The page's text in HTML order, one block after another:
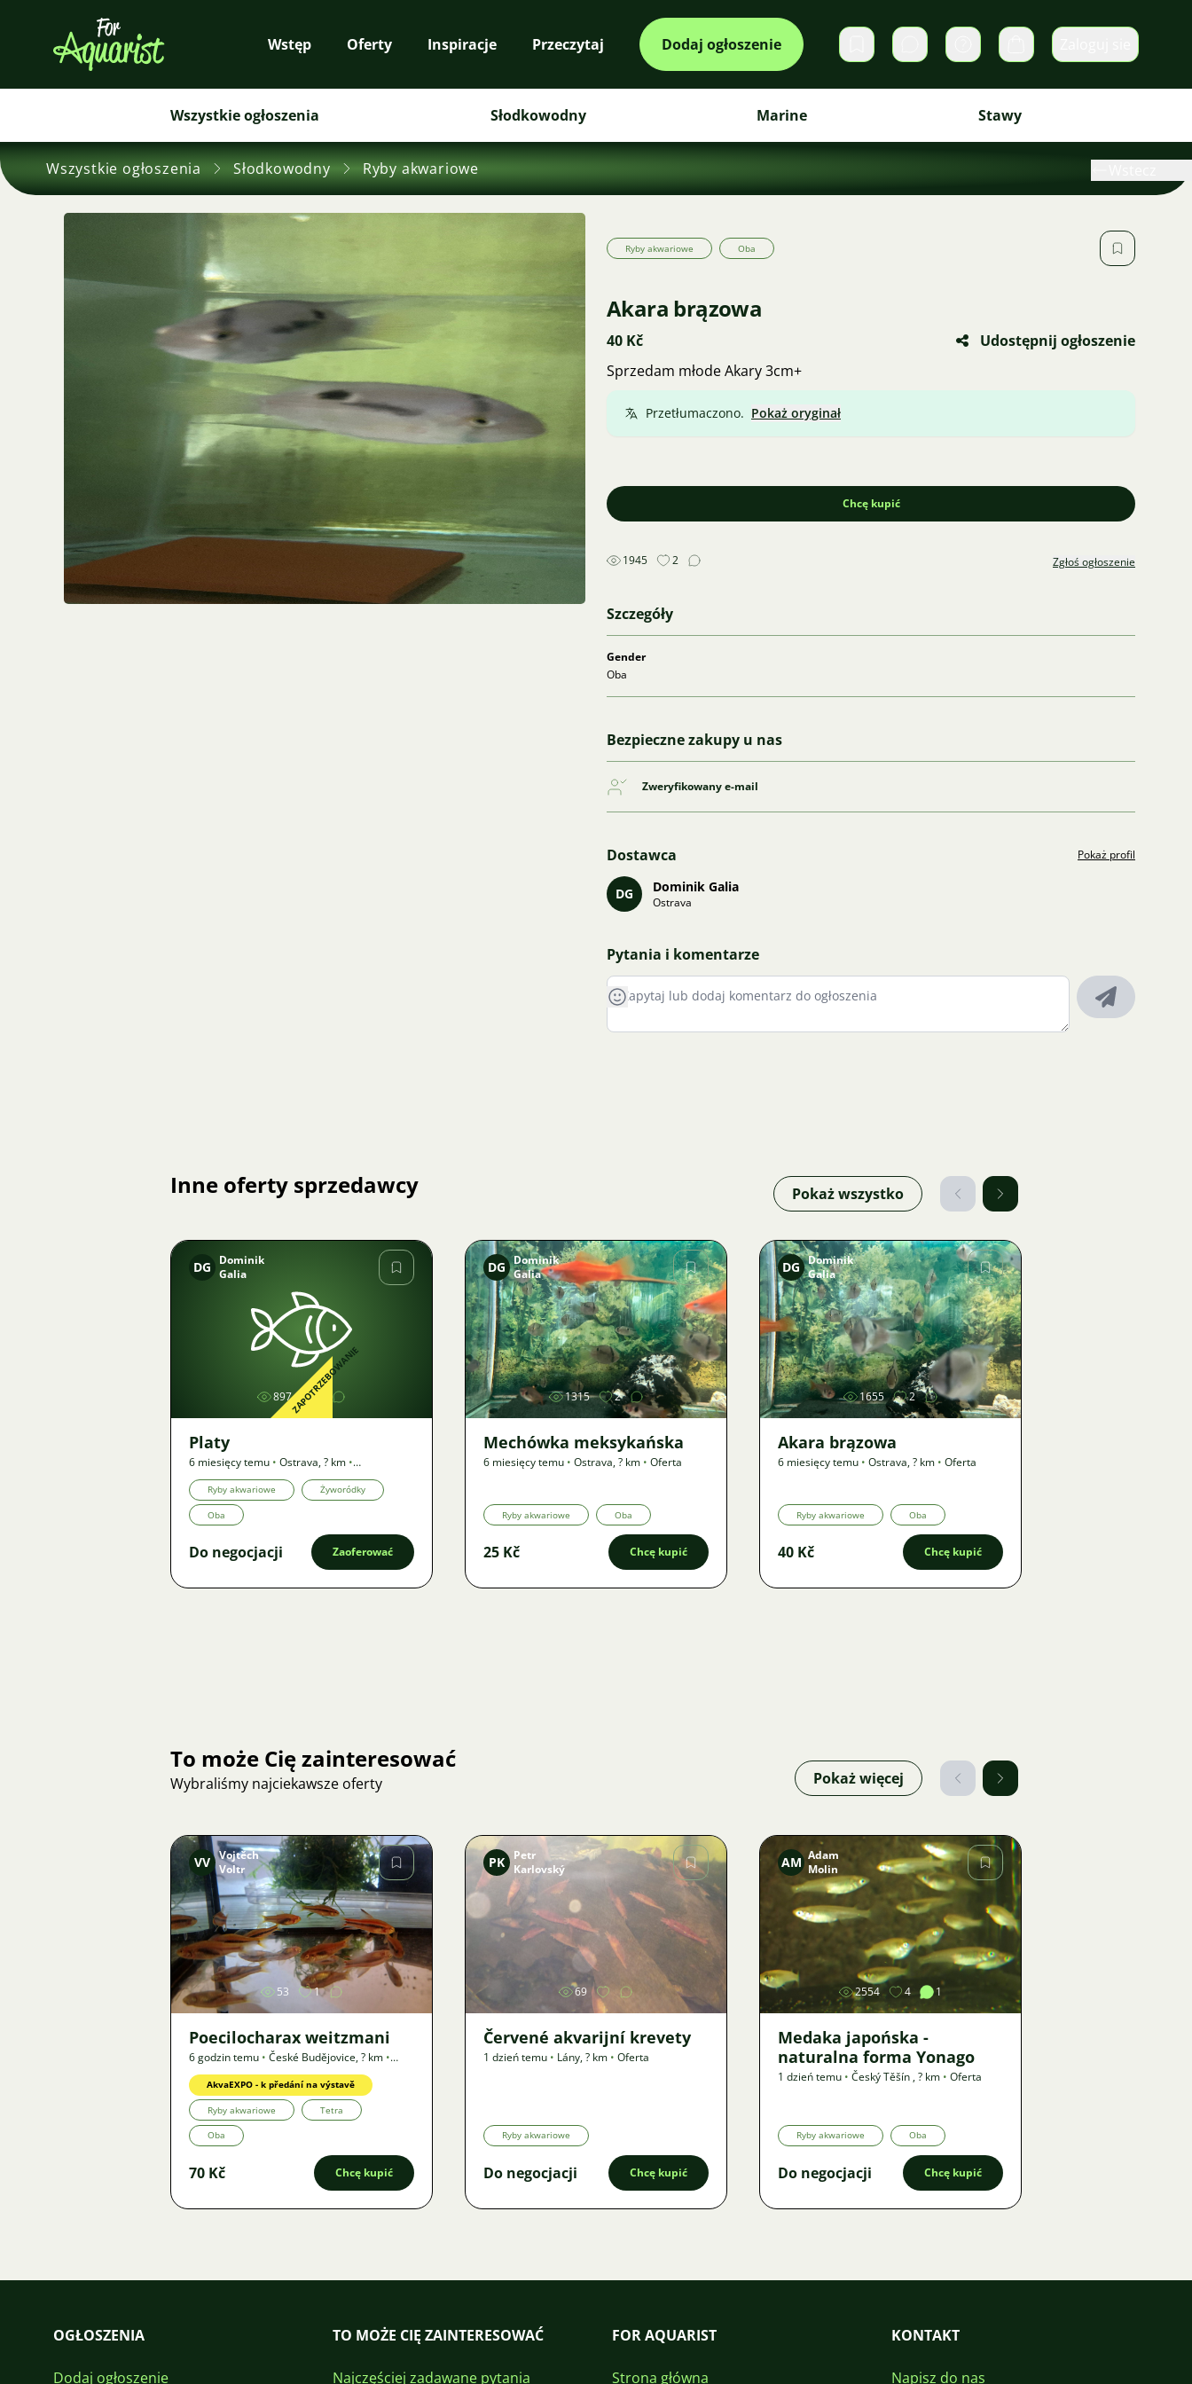
Wstęp Oferty Inspiracje Przeczytaj Dodaj ogłoszenie Prywatne wiadomości
Koszyk
Wszystkie ogłoszenia Słodkowodny Marine Stawy
Wszystkie ogłoszenia Słodkowodny Ryby akwariowe
Ryby akwariowe Oba
Akara brązowa
40 Kč
Udostępnij ogłoszenie
Sprzedam młode Akary 3cm+
Przetłumaczono. Pokaż oryginał
Chcę kupić
1945 2 Zgłoś ogłoszenie
Szczegóły
Gender
Oba
Bezpieczne zakupy u nas
Zweryfikowany e-mail
Dostawca Pokaż profil
DG Dominik Galia
Ostrava
Pytania i komentarze
Inne oferty sprzedawcy Pokaż wszystko
Zdjęcie
DG
Dominik
Galia
897 1
ZAPOTRZEBOWANIE
Platy
6 miesięcy temu • Ostrava,? km •
Zapotrzebowanie
Ryby akwariowe Żyworódky
Oba
Do negocjacji Zaoferować
Zdjęcie
DG Dominik
Galia
1315 2
Mechówka meksykańska
6 miesięcy temu • Ostrava,? km • Oferta
Ryby akwariowe Oba
25 Kč Chcę kupić
Zdjęcie
DG Dominik
Galia
1655 2
Akara brązowa
6 miesięcy temu • Ostrava,? km • Oferta
Ryby akwariowe Oba
40 Kč Chcę kupić
To może Cię zainteresować
Wybraliśmy najciekawsze oferty Pokaż więcej
Zdjęcie
VV Vojtěch
Voltr
53 1
Poecilocharax weitzmani
6 godzin temu • České Budějovice,? km •
Oferta
AkvaEXPO - k předání na výstavě
Ryby akwariowe Tetra
Oba
70 Kč Chcę kupić
Zdjęcie
PK
Petr
Karlovský
69
Červené akvarijní krevety
1 dzień temu • Lány,? km • Oferta
Ryby akwariowe
Do negocjacji Chcę kupić
Zdjęcie
AM Adam
Molin
2554 4 1
Medaka japońska -
naturalna forma Yonago
1 dzień temu • Český Těšín ,? km • Oferta
Ryby akwariowe Oba
Do negocjacji Chcę kupić
OGŁOSZENIA
Dodaj ogłoszenie
TO MOŻE CIĘ ZAINTERESOWAĆ
Najczęściej zadawane pytania
FOR AQUARIST
Strona główna
KONTAKT
Napisz do nas